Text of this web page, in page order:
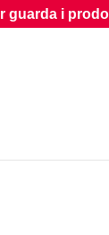
e gli